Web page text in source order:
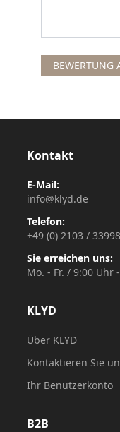
BEWERTUNG
Kontakt
E-Mail:
info@klyd.de
Telefon:
+49 (0) 2103 /
Sie erreichen uns:
Mo. - Fr. / 9:00 Uhr
KLYD
Über KLYD
Kontaktieren Sie
Ihr Benutzerkonto
B2B